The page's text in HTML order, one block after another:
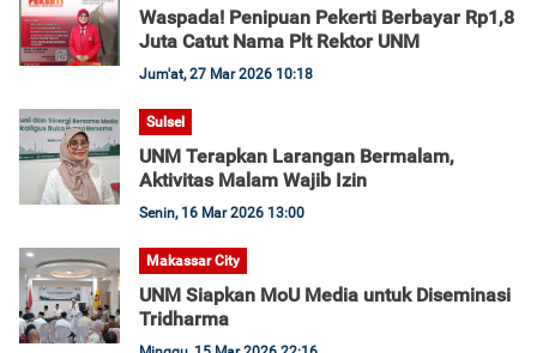
Waspada! Penipuan Pekerti Berbayar Rp1,8
Juta Catut Nama Plt Rektor UNM
Jum'at, 27 Mar 2026 10:18
Sulsel
UNM Terapkan Larangan Bermalam,
Aktivitas Malam Wajib Izin
Senin, 16 Mar 2026 13:00
Makassar City
UNM Siapkan MoU Media untuk Diseminasi
Tridharma